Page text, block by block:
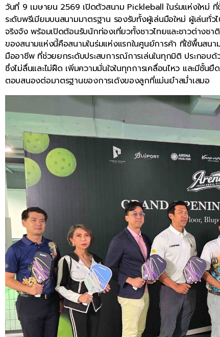
วันที่ 9 เมษายน 2569 เปิดตัวสนาม Pickleball ในร่มแห่งใหม่
ระดับพรีเมียมบนสนามมาตรฐาน รองรับทั้งผู้เล่นมือใหม่ ผู้เล่น
จริงจัง พร้อมเปิดต้อนรับนักท่องเที่ยวทั้งชาวไทยและชาวต่างช
ของสนามแห่งนี้คือสนามในร่มแห่งแรกในศูนย์การค้า ที่ใช้พื้นส
มืออาชีพ ที่ช่วยยกระดับประสบการณ์การเล่นในทุกมิติ ประกอ
ซึ่งไม่ลื่นและไม่ฝืด เพิ่มความมั่นใจในทุกการเคลื่อนไหว และมี
ตอบสนองต่อมาตรฐานของการเด้งของลูกที่แม่นยำสม่ำเสมอ